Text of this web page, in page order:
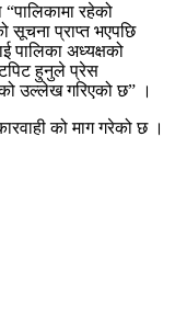
“पालिकामा रहेको
प्राप्त भएपछि
पालिका अध्यक्षको
हुनुले प्रेस
उल्लेख गरिएको छ” ।
को माग गरेको छ ।